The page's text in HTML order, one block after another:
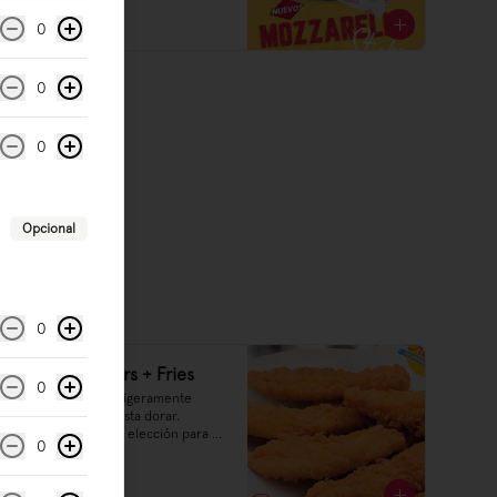
$6.990
Chicken Tenders + Fries
6 tenders de pollo ligeramente
apanados y fritos hasta dorar.
Servidos con salsa a elección para
untar.
0
0
0
Opcional
0
0
0